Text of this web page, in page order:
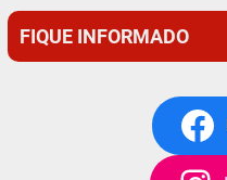
FIQUE INFORMADO